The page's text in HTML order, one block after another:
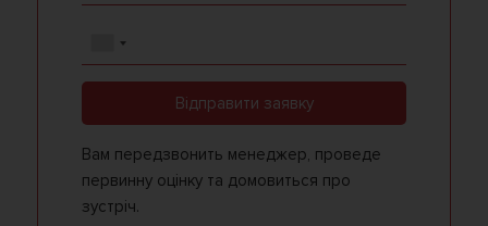
Відправити заявку
Вам передзвонить менеджер, проведе
первинну оцінку та домовиться про
зустріч.